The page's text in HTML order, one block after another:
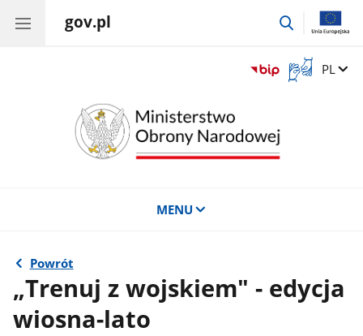
gov.pl
przejdź
Otwórz
okno
Zmień
PL
MENU
Powrót
„Trenuj z wojskiem" - edycja
wiosna-lato